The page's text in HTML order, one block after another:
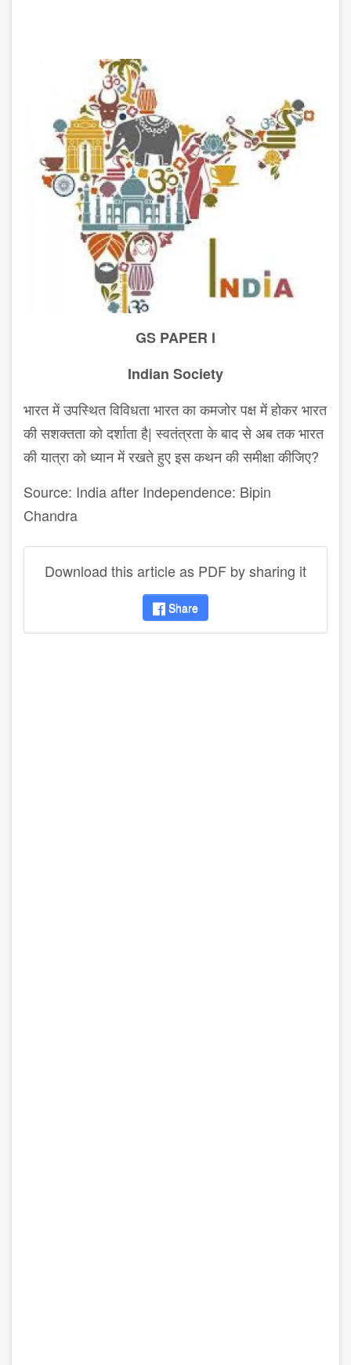
GS PAPER I
Indian Society
भारत में उपस्थित विविधता भारत का कमजोर पक्ष में होकर भारत
की सशक्तता को दर्शाता है| स्वतंत्रता के बाद से अब तक भारत
की यात्रा को ध्यान में रखते हुए इस कथन की समीक्षा कीजिए?
Source: India after Independence: Bipin
Chandra
Download this article as PDF by sharing it
Share